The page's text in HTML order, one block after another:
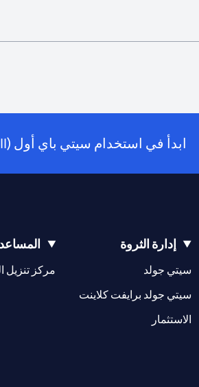
ابدأ في استخدام سيتي باي أول (PayAll) عبر تطبيق سيتي للهاتف المتحرك
إدارة الثروة
سيتي جولد
سيتي جولد برايفت كلاينت
الاستثمار
مركز تنزيل